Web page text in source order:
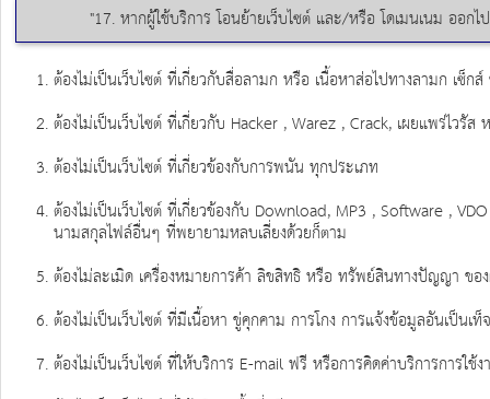
"17. หากผู้ใช้บริการ โอนย้ายเว็บไซต์ และ/หรือ โดเมนเนม ออ
ต้องไม่เป็นเว็บไซต์ ที่เกี่ยวกับสื่อลามก หรือ เนื้อหาส่อไปทางลามก เซ็ก
ต้องไม่เป็นเว็บไซต์ ที่เกี่ยวกับ Hacker , Warez , Crack, เผยแพร่ไว
ต้องไม่เป็นเว็บไซต์ ที่เกี่ยวข้องกับการพนัน ทุกประเภท
ต้องไม่เป็นเว็บไซต์ ที่เกี่ยวข้องกับ Download, MP3 , Software ,
นามสกุลไฟล์อื่นๆ ที่พยายามหลบเลี่ยงด้วยก็ตาม
ต้องไม่ละเมิด เครื่องหมายการค้า ลิขสิทธิ หรือ ทรัพย์สินทางปัญญา ข
ต้องไม่เป็นเว็บไซต์ ที่มีเนื้อหา ขู่คุกคาม การโกง การแจ้งข้อมูลอันเป็นเ
ต้องไม่เป็นเว็บไซต์ ที่ให้บริการ E-mail ฟรี หรือการคิดค่าบริการการใช้